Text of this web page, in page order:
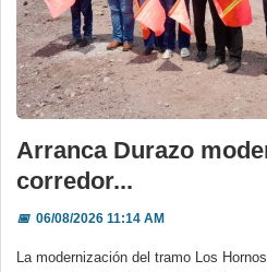
Arranca Durazo
corredor...
📅06/08/2026 11:14 AM
La modernización del tramo Los